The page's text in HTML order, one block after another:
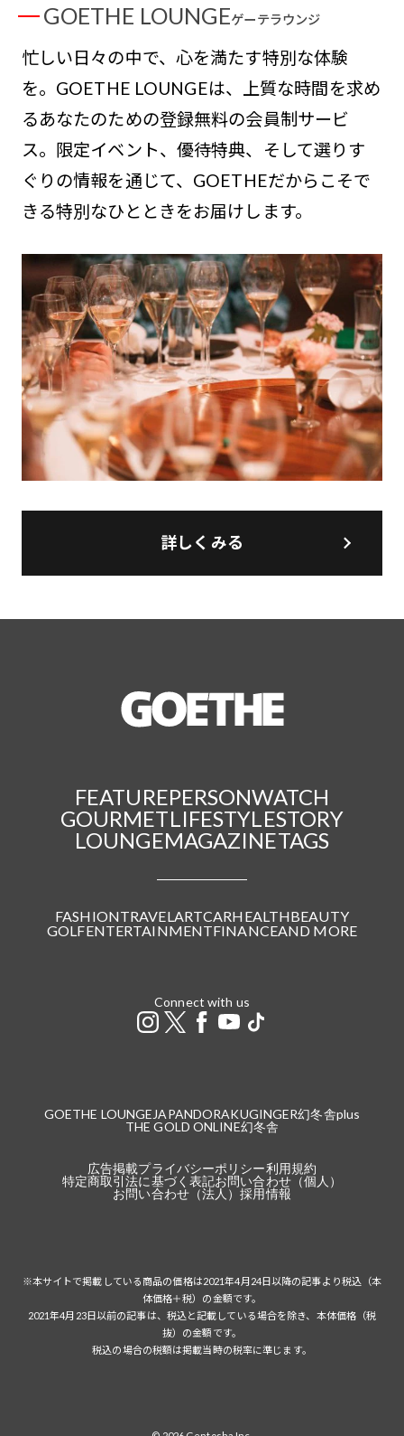
GOETHE LOUNGEゲーテラウンジ
忙しい日々の中で、心を満たす特別な体験
を。GOETHE LOUNGEは、上質な時間を求め
るあなたのための登録無料の会員制サービ
ス。限定イベント、優待特典、そして選りす
ぐりの情報を通じて、GOETHEだからこそで
きる特別なひとときをお届けします。
詳しくみる
FEATUREPERSONWATCH
GOURMETLIFESTYLESTORY
LOUNGEMAGAZINETAGS
FASHIONTRAVELARTCARHEALTHBEAUTY
GOLFENTERTAINMENTFINANCEAND MORE
Connect with us
GOETHE LOUNGE JAPANDORAKUGINGER幻冬舎plus
THE GOLD ONLINE幻冬舎
広告掲載プライバシーポリシー利用規約
特定商取引法に基づく表記お問い合わせ（個人）
お問い合わせ（法人）採用情報
※本サイトで掲載している商品の価格は2021年4月24日以降の記事より税込（本
体価格＋税）の金額です。
2021年4月23日以前の記事は、税込と記載している場合を除き、本体価格（税
抜）の金額です。
税込の場合の税額は掲載当時の税率に準じます。